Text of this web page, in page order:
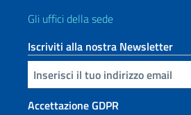
Gli uffici della sede
Iscriviti alla nostra Newsletter
Inserisci la tua email
Accettazione GDPR